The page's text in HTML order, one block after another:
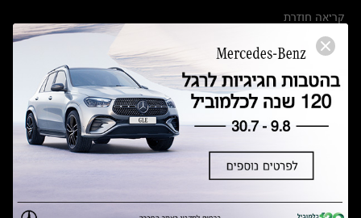
קריאה חוזרת
הודעה על הטבות לרכבי מרצדס בהסדר פשרה בתצ 56447-02-19
תקנון ימי מכירות 120 לכלמוביל
מצאו אותנו
אולמות תצוגה